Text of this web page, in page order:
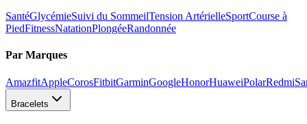
SantéGlycémieSuivi du SommeilTension ArtérielleSportCourse à
PiedFitnessNatationPlongéeRandonnée
Par Marques
AmazfitAppleCorosFitbitGarminGoogleHonorHuaweiPolarRedmi
Bracelets